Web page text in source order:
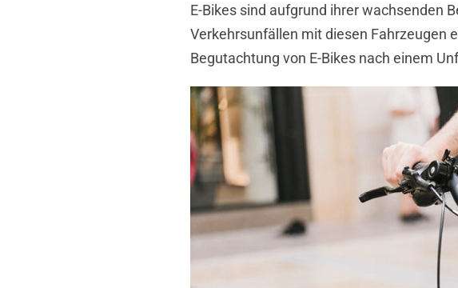
E-Bikes sind aufgrund ihrer wachsenden
Verkehrsunfällen mit diesen Fahrzeugen
Begutachtung von E-Bikes nach einem